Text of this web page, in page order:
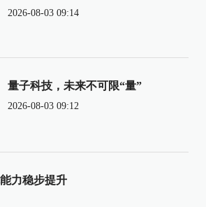
2026-08-03 09:14
量子科技，未来不可限“量”
2026-08-03 09:12
力稳步提升